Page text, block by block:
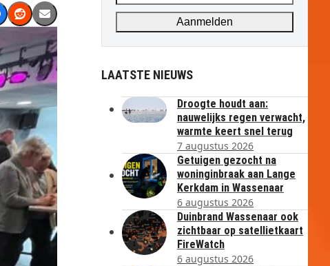
address
Aanmelden
LAATSTE NIEUWS
Droogte houdt aan:
nauwelijks regen verwacht,
warmte keert snel terug
7 augustus 2026
Getuigen gezocht na
woninginbraak aan Lange
Kerkdam in Wassenaar
6 augustus 2026
Duinbrand Wassenaar ook
zichtbaar op satellietkaart
FireWatch
6 augustus 2026